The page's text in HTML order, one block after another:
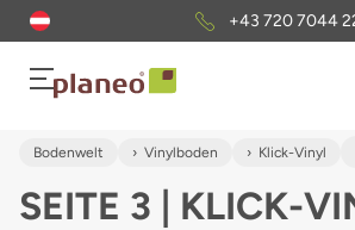
Kostenloser
Bodenwelt Vinylboden Klick-Vinyl
SEITE 3 | KLICK-